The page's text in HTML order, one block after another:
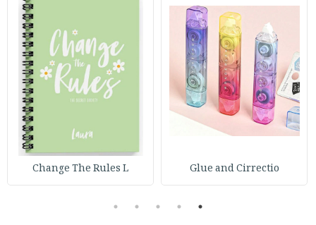
صابون
أطفال
مناسبات
فيديوهات
أسئلة
يتكرر
طرحها
خدمات
نيل
وفرات
كتابك
التسوق
نشرة
الإصدارات
Glue and Cirrectio
Change The Rules L
1
2
3
4
5